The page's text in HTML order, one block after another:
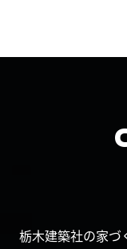
栃木建築社の家づ